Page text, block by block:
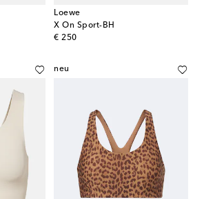
Loewe
X On Sport-BH
€ 250
original price
neu